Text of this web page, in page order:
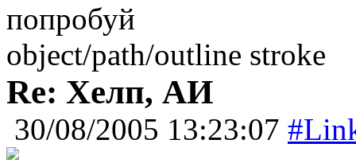
попробуй
object/path/outline stroke
Re: Хелп, АИ
30/08/2005 13:23:07